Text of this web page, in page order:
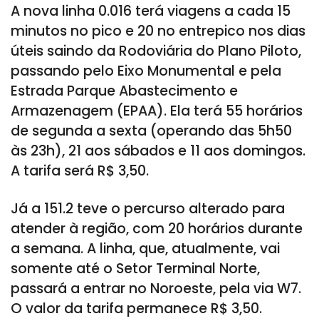
A nova linha 0.016 terá viagens a cada 15
minutos no pico e 20 no entrepico nos dias
úteis saindo da Rodoviária do Plano Piloto,
passando pelo Eixo Monumental e pela
Estrada Parque Abastecimento e
Armazenagem (EPAA). Ela terá 55 horários
de segunda a sexta (operando das 5h50
às 23h), 21 aos sábados e 11 aos domingos.
A tarifa será R$ 3,50.
Já a 151.2 teve o percurso alterado para
atender à região, com 20 horários durante
a semana. A linha, que, atualmente, vai
somente até o Setor Terminal Norte,
passará a entrar no Noroeste, pela via W7.
O valor da tarifa permanece R$ 3,50.